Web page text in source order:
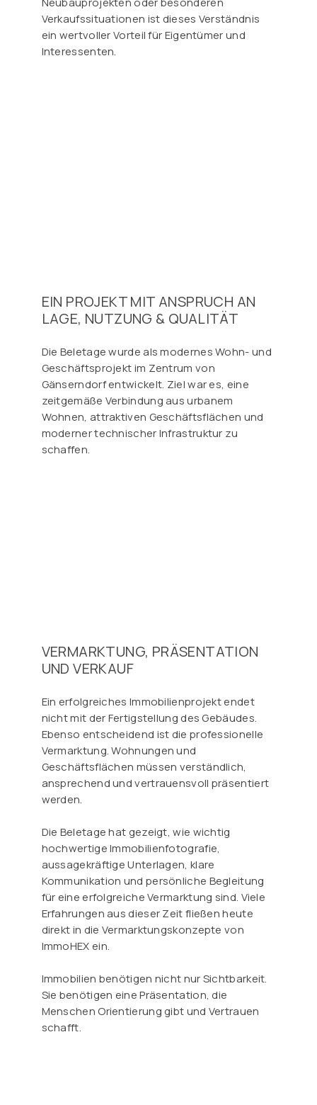
Verkaufssituationen ist dieses Verständnis
ein wertvoller Vorteil für Eigentümer und
Interessenten.
EIN PROJEKT MIT ANSPRUCH AN
LAGE, NUTZUNG & QUALITÄT
Die Beletage wurde als modernes Wohn- und
Geschäftsprojekt im Zentrum von
Gänserndorf entwickelt. Ziel war es, eine
zeitgemäße Verbindung aus urbanem
Wohnen, attraktiven Geschäftsflächen und
moderner technischer Infrastruktur zu
schaffen.
VERMARKTUNG, PRÄSENTATION
UND VERKAUF
Ein erfolgreiches Immobilienprojekt endet
nicht mit der Fertigstellung des Gebäudes.
Ebenso entscheidend ist die professionelle
Vermarktung. Wohnungen und
Geschäftsflächen müssen verständlich,
ansprechend und vertrauensvoll präsentiert
werden.
Die Beletage hat gezeigt, wie wichtig
hochwertige Immobilienfotografie,
aussagekräftige Unterlagen, klare
Kommunikation und persönliche Begleitung
für eine erfolgreiche Vermarktung sind. Viele
Erfahrungen aus dieser Zeit fließen heute
direkt in die Vermarktungskonzepte von
ImmoHEX ein.
Immobilien benötigen nicht nur Sichtbarkeit.
Sie benötigen eine Präsentation, die
Menschen Orientierung gibt und Vertrauen
schafft.